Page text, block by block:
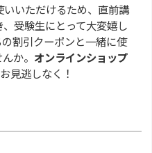
いただけるため、直前講
受験生にとって大変嬉し
割引クーポンと一緒に使
か。 オンラインショップ
見逃しなく！